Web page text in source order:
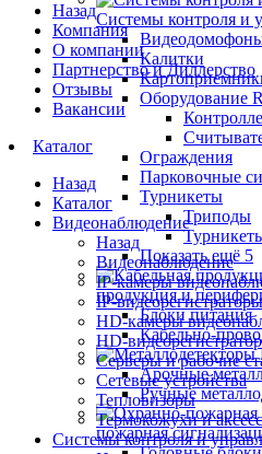
Системы контроля и
Калитки
Оборудование
Ограждения
Парковочные
Турникеты
Триподы
Показать ещё 5
продукция и
Блоки питания
Кабельно-
Арочные
Ручные
пожарная
Назад
Компания
О компании
Партнерство и Диллерство
Отзывы
Вакансии
Каталог
Назад
Каталог
Видеонаблюдение
Назад
Видеонаблюдение
IP-камеры
IP-
HD-камеры
HD-
Серверы и рабочие
Сетевые устройства
Тепловизоры
Термокожухи и
Системы контроля и